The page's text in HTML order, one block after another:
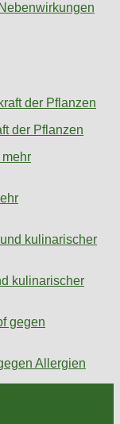
der Pflanzen
kulinarischer
Allergien